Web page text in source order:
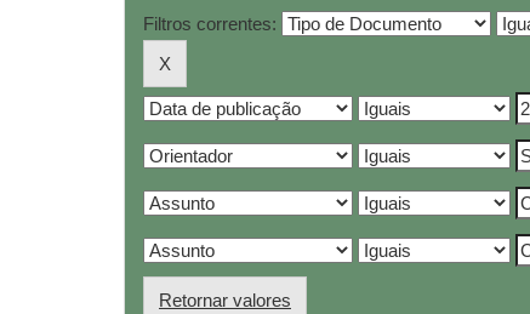
Filtros correntes:
Retornar valores